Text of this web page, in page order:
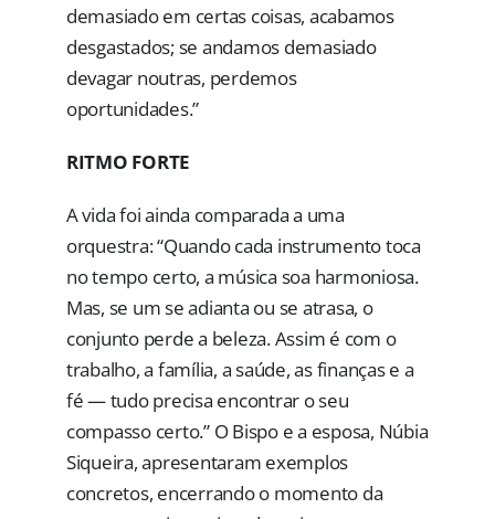
demasiado em certas coisas, acabamos
desgastados; se andamos demasiado
devagar noutras, perdemos
oportunidades.”
RITMO FORTE
A vida foi ainda comparada a uma
orquestra: “Quando cada instrumento toca
no tempo certo, a música soa harmoniosa.
Mas, se um se adianta ou se atrasa, o
conjunto perde a beleza. Assim é com o
trabalho, a família, a saúde, as finanças e a
fé — tudo precisa encontrar o seu
compasso certo.” O Bispo e a esposa, Núbia
Siqueira, apresentaram exemplos
concretos, encerrando o momento da